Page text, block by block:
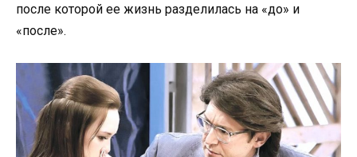
после которой ее жизнь разделилась на «до» и
«после».